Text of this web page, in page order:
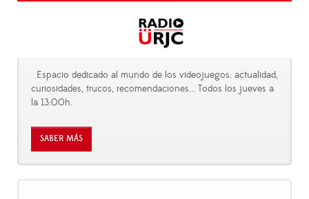
Espacio dedicado al mundo de los videojuegos: actualidad,
curiosidades, trucos, recomendaciones... Todos los jueves a
la 13:00h.
SABER MÁS